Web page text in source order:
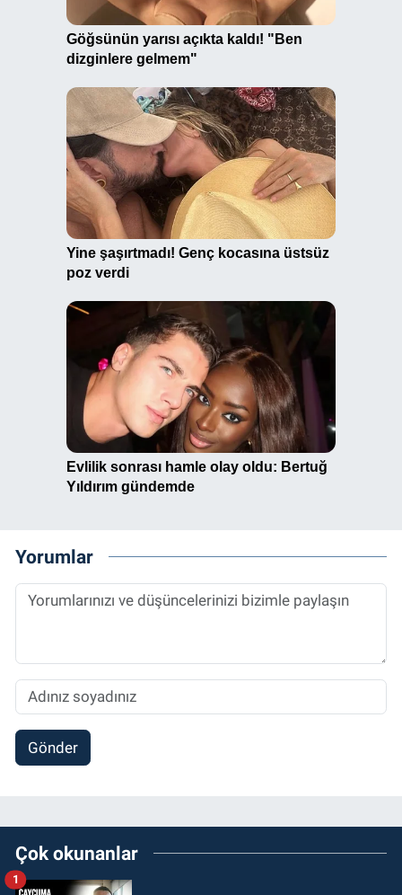
Yorumlar
Gönder
Çok okunanlar
1